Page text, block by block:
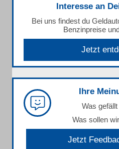
Interesse an
Bei uns findest du
Benzinpreise
Jetzt
Ihre
Was
Was sollen
Jetzt